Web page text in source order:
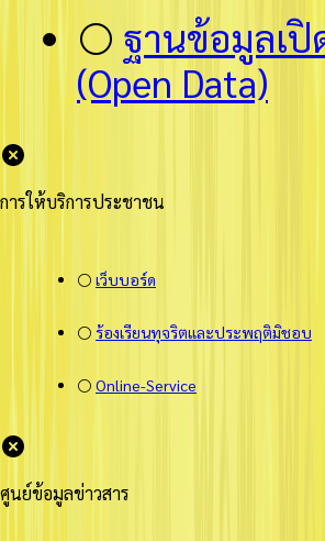
⚪ ฐานข้อมูลเปิ
(Open Data)
การให้บริการประชาชน
⚪ เว็บบอร์ด
⚪ ร้องเรียนทุจริตและประพฤติมิชอบ
⚪ Online-Service
ศูนย์ข้อมูลข่าวสาร